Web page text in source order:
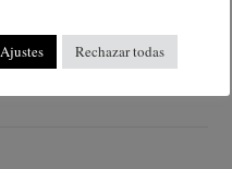
Ajustes Rechazar todas